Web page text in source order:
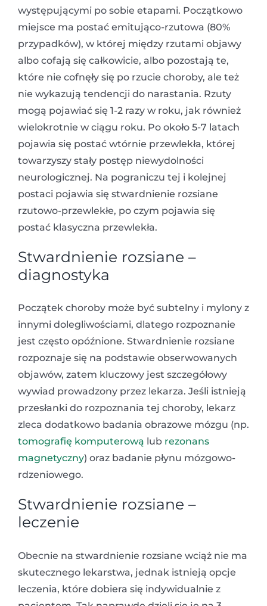
występującymi po sobie etapami. Początkowo
miejsce ma postać emitująco-rzutowa (80%
przypadków), w której między rzutami objawy
albo cofają się całkowicie, albo pozostają te,
które nie cofnęły się po rzucie choroby, ale też
nie wykazują tendencji do narastania. Rzuty
mogą pojawiać się 1-2 razy w roku, jak również
wielokrotnie w ciągu roku. Po około 5-7 latach
pojawia się postać wtórnie przewlekła, której
towarzyszy stały postęp niewydolności
neurologicznej. Na pograniczu tej i kolejnej
postaci pojawia się stwardnienie rozsiane
rzutowo-przewlekłe, po czym pojawia się
postać klasyczna przewlekła.
Stwardnienie rozsiane –
diagnostyka
Początek choroby może być subtelny i mylony z
innymi dolegliwościami, dlatego rozpoznanie
jest często opóźnione. Stwardnienie rozsiane
rozpoznaje się na podstawie obserwowanych
objawów, zatem kluczowy jest szczegółowy
wywiad prowadzony przez lekarza. Jeśli istnieją
przesłanki do rozpoznania tej choroby, lekarz
zleca dodatkowo badania obrazowe mózgu (np.
tomografię komputerową lub rezonans
magnetyczny) oraz badanie płynu mózgowo-
rdzeniowego.
Stwardnienie rozsiane –
leczenie
Obecnie na stwardnienie rozsiane wciąż nie ma
skutecznego lekarstwa, jednak istnieją opcje
leczenia, które dobiera się indywidualnie z